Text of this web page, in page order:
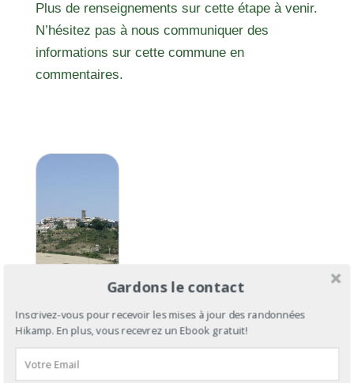
Plus de renseignements sur cette étape à venir.
N’hésitez pas à nous communiquer des
informations sur cette commune en
commentaires.
Aragonés
: du Col
du
Puente-la-
Gardons le contact
Inscrivez-vous pour recevoir les mises à jour des randonnées
Hikamp. En plus, vous recevrez un Ebook gratuit!